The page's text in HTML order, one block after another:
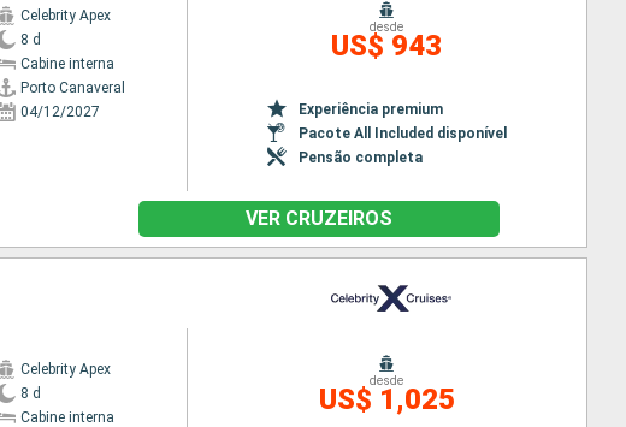
Celebrity Apex
8 d
Cabine interna
Porto Canaveral
04/12/2027
desde
US$ 943
Experiência premium
Pacote All Included disponível
Pensão completa
VER CRUZEIROS
Celebrity Apex
8 d
Cabine interna
desde
US$ 1,025